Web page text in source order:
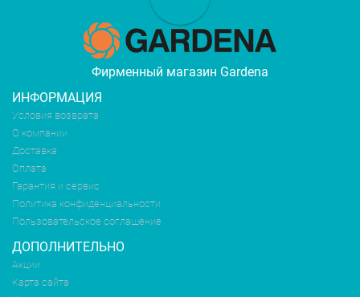
Фирменный магазин Gardena
ИНФОРМАЦИЯ
Условия возврата
О компании
Доставка
Оплата
Гарантия и сервис
Политика конфиденциальности
Пользовательское соглашение
ДОПОЛНИТЕЛЬНО
Акции
Карта сайта